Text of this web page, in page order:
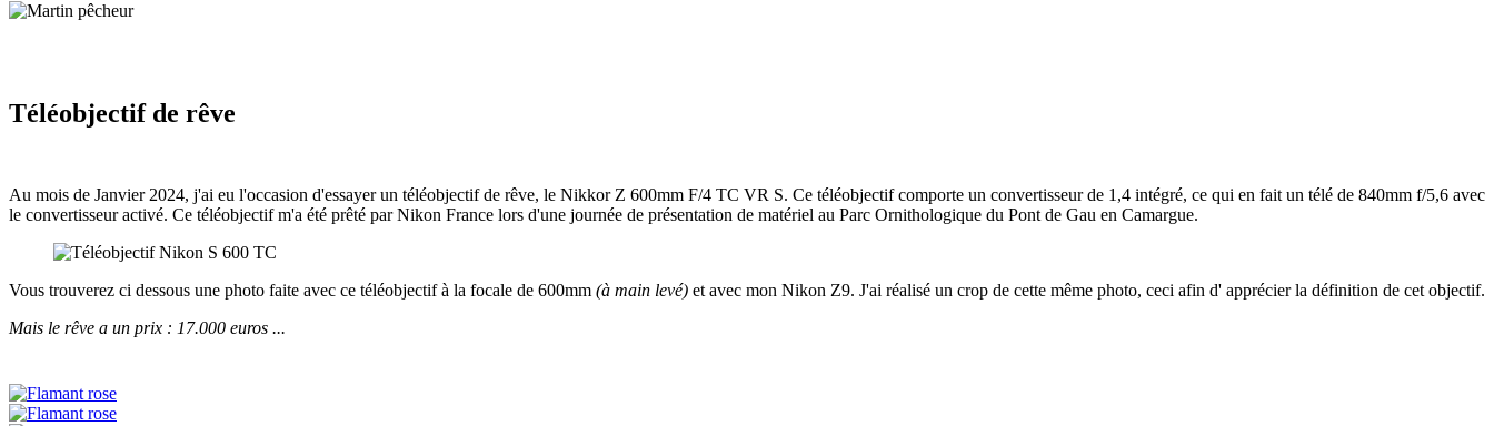
Téléobjectif de rêve
Au mois de Janvier 2024, j'ai eu l'occasion d'essayer un téléobjectif de rêve, le Nikkor Z 600mm F/4 TC VR S. Ce téléobjectif comporte un convertisseur de 1,4 intégré, ce qui en fait un télé de 840mm f/5,6 avec
le convertisseur activé. Ce téléobjectif m'a été prêté par Nikon France lors d'une journée de présentation de matériel au Parc Ornithologique du Pont de Gau en Camargue.
Vous trouverez ci dessous une photo faite avec ce téléobjectif à la focale de 600mm (à main levé) et avec mon Nikon Z9. J'ai réalisé un crop de cette même photo, ceci afin d' apprécier la définition de cet objectif.
Mais le rêve a un prix : 17.000 euros ...